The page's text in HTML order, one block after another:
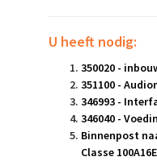
U heeft nodig:
350020 -
351100 -
346993 -
346040 -
Binnenpost
Classe